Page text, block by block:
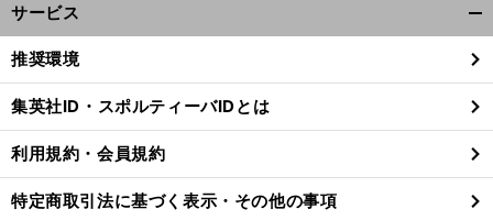
サービス
閉
る
推奨環境
集英社ID・スポルティーバIDとは
利用規約・会員規約
特定商取引法に基づく表示・その他の事項